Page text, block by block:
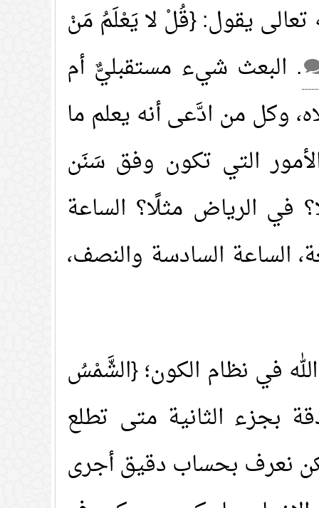
تعالى يقول: {قُلْ لا يَعْلَمُ مَنْ
. البعث شيء مستقبليٌّ أم
وكل من ادَّعى أنه يعلم ما
التي تكون وفق سَنَن
الرياض مثلًا؟ الساعة
الساعة السادسة والنصف،
في نظام الكون؛ {الشَّمْسُ
بجزء الثانية متى تطلع
نعرف بحساب دقيق أجرى